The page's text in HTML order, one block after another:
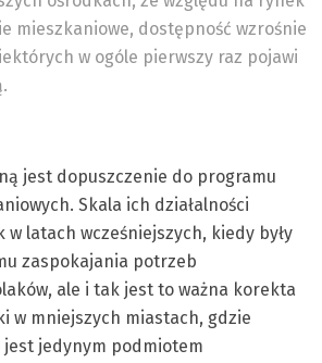
mieszkaniowe, dostępność wzrośnie
w ogóle pierwszy raz pojawi
jest dopuszczenie do programu
Skala ich działalności
w latach wcześniejszych, kiedy były
zaspokajania potrzeb
ale i tak jest to ważna korekta
w mniejszych miastach, gdzie
jest jedynym podmiotem